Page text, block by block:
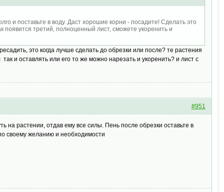
и поставьте в воду. Даст хорошие корни - посадите! Сделать это
появится третий, полноценный лист, сможете укоренить и
это когда лучше сделать до обрезки или после? те растения
и оставлять или его то же можно нарезать и укоренить? и лист с
#951
на растении, отдав ему все силы. Пень после обрезки оставьте в
своему желанию и необходимости